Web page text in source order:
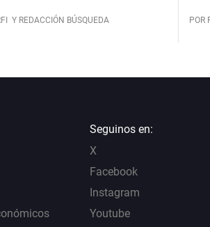
Y REDACCIÓN BÚSQUEDA POR
Seguinos en:
X
Facebook
Instagram
Youtube